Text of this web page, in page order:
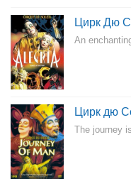
Цирк Дю
An
Цирк дю
The journey